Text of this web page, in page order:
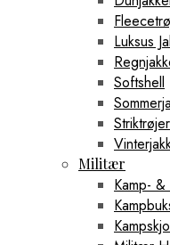
Luksus
Softshell
Striktrøjer
Militær
Kamp-